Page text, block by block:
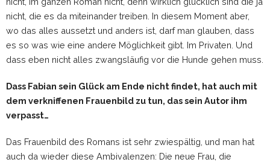
nicht, die es da miteinander treiben. In diesem Moment aber,
wo das alles aussetzt und anders ist, darf man glauben, dass
es so was wie eine andere Möglichkeit gibt. Im Privaten. Und
dass eben nicht alles zwangsläufig vor die Hunde gehen muss.
Dass Fabian sein Glück am Ende nicht findet, hat auch mit
dem verkniffenen Frauenbild zu tun, das sein Autor ihm
verpasst…
Das Frauenbild des Romans ist sehr zwiespältig, und man hat
auch da wieder diese Ambivalenzen: Die neue Frau, die